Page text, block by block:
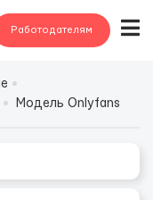
Работодателям
Модель Onlyfans